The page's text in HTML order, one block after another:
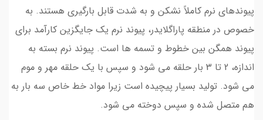
پیوندهای نرم کاملاً نشکن و به شدت قابل بارگیری هستند. به
خصوص در منطقه پاراگلایدر، پیوند نرم یک جایگزین کارآمد برای
پیوند همگن بین خطوط و تسمه ها است. پیوند نرم بسته به
اندازه، 2 تا 3 بار حلقه می شود و سپس با یک حلقه مهر و موم
می شود. تولید بسیار پیچیده است زیرا مواد خط خاص سه بار به
هم متصل شده و سپس دوخته می شود.